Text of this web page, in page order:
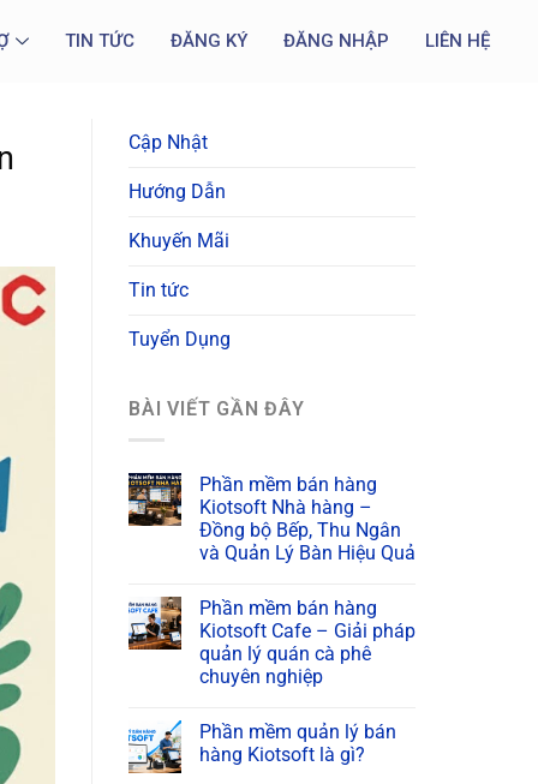
TIN TỨC ĐĂNG KÝ ĐĂNG NHẬP LIÊN HỆ
Cập Nhật
Hướng Dẫn
Khuyến Mãi
Tin tức
Tuyển Dụng
BÀI VIẾT GẦN ĐÂY
Phần mềm bán hàng
Kiotsoft Nhà hàng –
Đồng bộ Bếp, Thu Ngân
và Quản Lý Bàn Hiệu Quả
Phần mềm bán hàng
Kiotsoft Cafe – Giải pháp
quản lý quán cà phê
chuyên nghiệp
Phần mềm quản lý bán
hàng Kiotsoft là gì?